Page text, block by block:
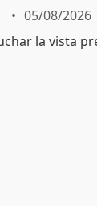
05/08/2026